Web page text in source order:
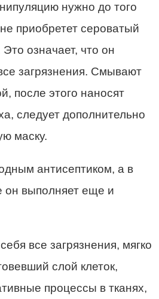
нужно до того
приобретет сероватый
означает, что он
загрязнения. Смывают
после этого наносят
следует дополнительно
маску.
антисептиком, а в
он выполняет еще и
все загрязнения, мягко
слой клеток,
процессы в тканях,